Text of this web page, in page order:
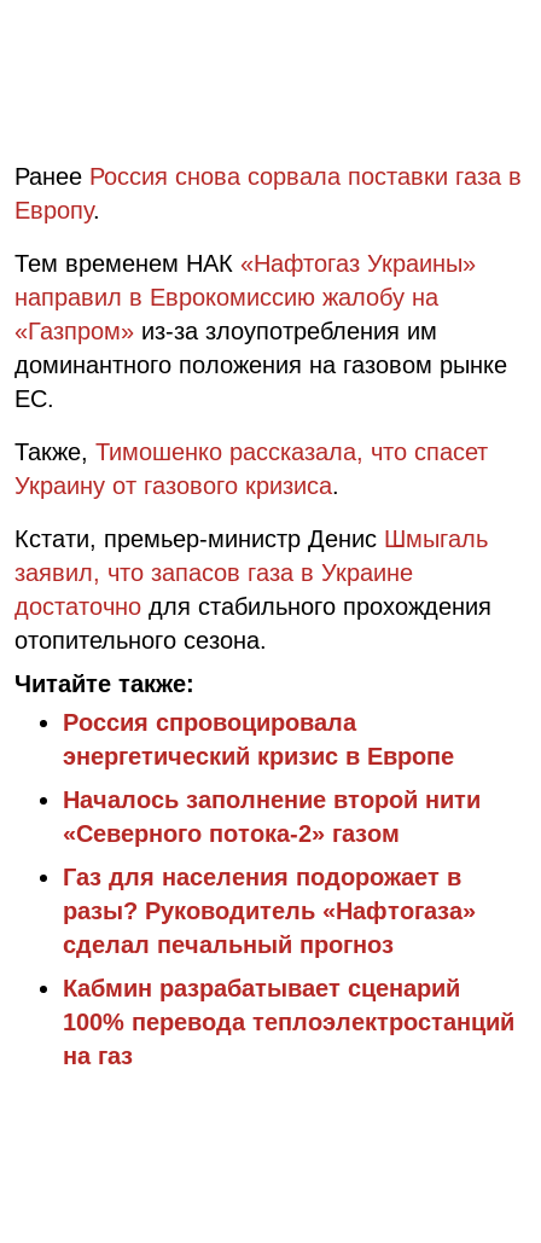
Ранее Россия снова сорвала поставки газа в
Европу.
Тем временем НАК «Нафтогаз Украины»
направил в Еврокомиссию жалобу на
«Газпром» из-за злоупотребления им
доминантного положения на газовом рынке
ЕС.
Также, Тимошенко рассказала, что спасет
Украину от газового кризиса.
Кстати, премьер-министр Денис Шмыгаль
заявил, что запасов газа в Украине
достаточно для стабильного прохождения
отопительного сезона.
Читайте также:
Россия спровоцировала
энергетический кризис в Европе
Началось заполнение второй нити
«Северного потока-2» газом
Газ для населения подорожает в
разы? Руководитель «Нафтогаза»
сделал печальный прогноз
Кабмин разрабатывает сценарий
100% перевода теплоэлектростанций
на газ